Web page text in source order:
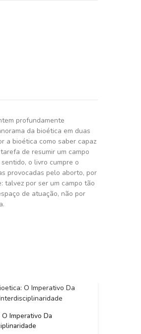
profundamente
da bioética em duas
a bioética como saber capaz
de resumir um campo
o livro cumpre o
provocadas pelo aborto, por
talvez por ser um campo tão
de atuação, não por
Imperativo Da